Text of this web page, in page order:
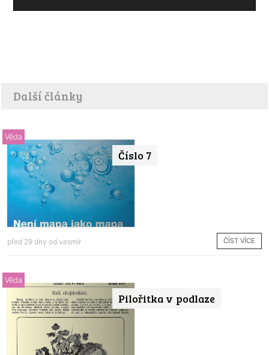
Další články
Číslo 7
Věda
před 29 dny od vesmír ČÍST VÍCE
Pilořitka v podlaze
Věda